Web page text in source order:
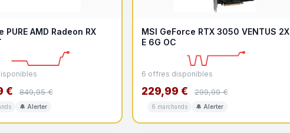
PURE AMD Radeon RX
€ 849,95 €
🔔 Alerter
MSI GeForce RTX 3050 VENTUS 2X
E 6G OC
6 offres disponibles
229,99 € 299,99 €
6 marchands 🔔 Alerter